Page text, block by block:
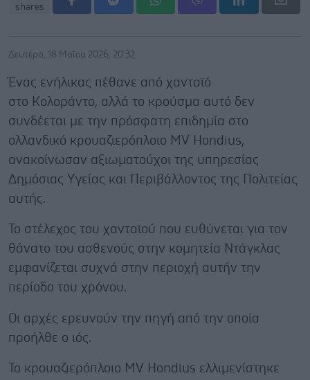
shares
Δευτέρα, 18 Μαΐου 2026, 20:32
Ένας ενήλικας πέθανε από χανταϊό
στο Κολοράντο, αλλά το κρούσμα αυτό δεν
συνδέεται με την πρόσφατη επιδημία στο
ολλανδικό κρουαζιερόπλοιο MV Hondius,
ανακοίνωσαν αξιωματούχοι της υπηρεσίας
Δημόσιας Υγείας και Περιβάλλοντος της Πολιτείας
αυτής.
Το στέλεχος του χανταϊού που ευθύνεται για τον
θάνατο του ασθενούς στην κομητεία Ντάγκλας
εμφανίζεται συχνά στην περιοχή αυτήν την
περίοδο του χρόνου.
Οι αρχές ερευνούν την πηγή από την οποία
προήλθε ο ιός.
Το κρουαζιερόπλοιο MV Hondius ελλιμενίστηκε